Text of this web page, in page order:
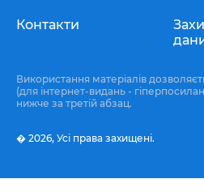
Контакти
Використання матеріалів
(для інтернет-видань -
нижче за третій абзац.
� 2026, Усі права захищені.